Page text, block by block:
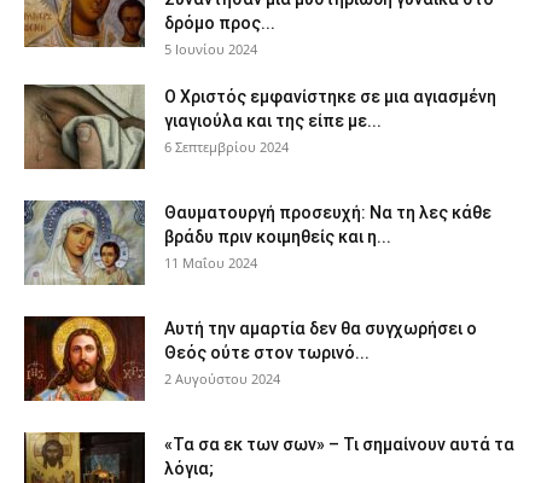
δρόμο προς...
5 Ιουνίου 2024
Ο Χριστός εμφανίστηκε σε μια αγιασμένη
γιαγιούλα και της είπε με...
6 Σεπτεμβρίου 2024
Θαυματουργή προσευχή: Να τη λες κάθε
βράδυ πριν κοιμηθείς και η...
11 Μαΐου 2024
Αυτή την αμαρτία δεν θα συγχωρήσει ο
Θεός ούτε στον τωρινό...
2 Αυγούστου 2024
«Τα σα εκ των σων» – Τι σημαίνουν αυτά τα
λόγια;